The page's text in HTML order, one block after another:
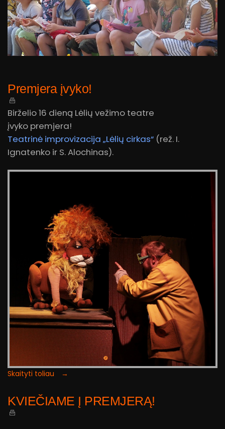
Premjera įvyko!
Birželio 16 dieną Lėlių vežimo teatre
įvyko premjera!
Teatrinė improvizacija „Lėlių cirkas“ (rež. I.
Ignatenko ir S. Alochinas).
Skaityti toliau →
KVIEČIAME Į PREMJERĄ!